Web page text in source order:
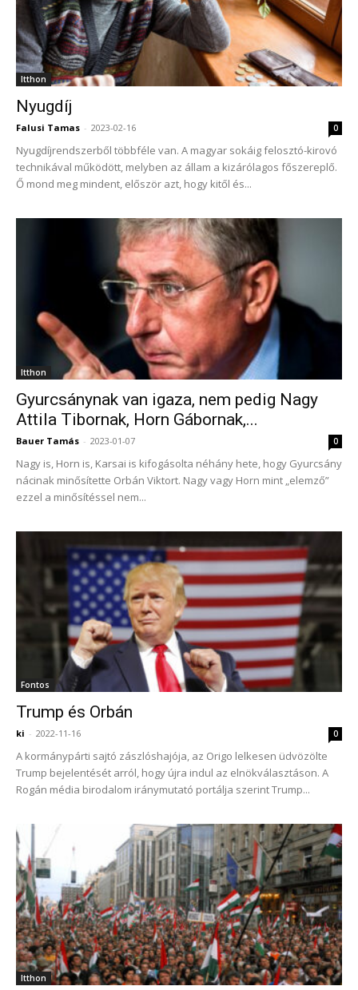
Itthon
Nyugdíj
Falusi Tamas - 2023-02-16 0
Nyugdíjrendszerből többféle van. A magyar sokáig felosztó-kirovó
technikával működött, melyben az állam a kizárólagos főszereplő.
Ő mond meg mindent, először azt, hogy kitől és...
Itthon
Gyurcsánynak van igaza, nem pedig Nagy
Attila Tibornak, Horn Gábornak,...
Bauer Tamás - 2023-01-07 0
Nagy is, Horn is, Karsai is kifogásolta néhány hete, hogy Gyurcsány
nácinak minősítette Orbán Viktort. Nagy vagy Horn mint „elemző”
ezzel a minősítéssel nem...
Fontos
Trump és Orbán
ki - 2022-11-16 0
A kormánypárti sajtó zászlóshajója, az Origo lelkesen üdvözölte
Trump bejelentését arról, hogy újra indul az elnökválasztáson. A
Rogán média birodalom iránymutató portálja szerint Trump...
Itthon